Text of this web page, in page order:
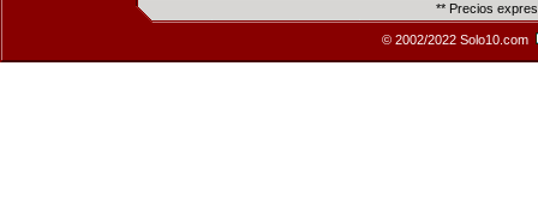
** Precios
© 2002/2022 Solo10.com